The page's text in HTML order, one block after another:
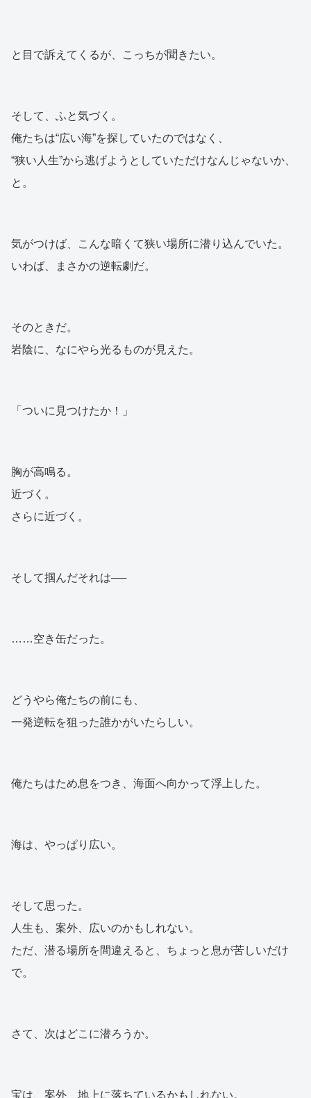
と目で訴えてくるが、こっちが聞きたい。
そして、ふと気づく。
俺たちは“広い海”を探していたのではなく、
“狭い人生”から逃げようとしていただけなんじゃないか、
と。
気がつけば、こんな暗くて狭い場所に潜り込んでいた。
いわば、まさかの逆転劇だ。
そのときだ。
岩陰に、なにやら光るものが見えた。
「ついに見つけたか！」
胸が高鳴る。
近づく。
さらに近づく。
そして掴んだそれは──
……空き缶だった。
どうやら俺たちの前にも、
一発逆転を狙った誰かがいたらしい。
俺たちはため息をつき、海面へ向かって浮上した。
海は、やっぱり広い。
そして思った。
人生も、案外、広いのかもしれない。
ただ、潜る場所を間違えると、ちょっと息が苦しいだけ
で。
さて、次はどこに潜ろうか。
宝は、案外、地上に落ちているかもしれない。